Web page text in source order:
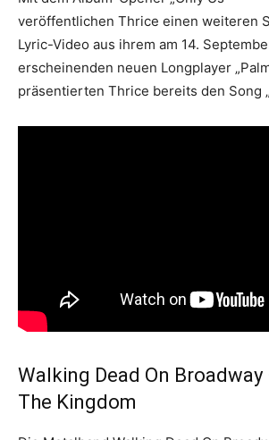
veröffentlichen Thrice einen weiteren
Lyric-Video aus ihrem am 14.
erscheinenden neuen Longplayer
präsentierten Thrice bereits den Song
Walking Dead On Broadway
The Kingdom